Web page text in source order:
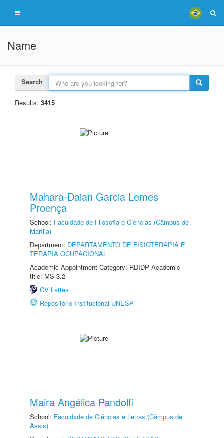
Name
Search
Results: 3415
Mahara-Daian Garcia Lemes
Proença
School: Faculdade de Filosofia e Ciências (Câmpus de
Marília)
Department: DEPARTAMENTO DE FISIOTERAPIA E
TERAPIA OCUPACIONAL
Academic Appointment Category: RDIDP Academic
title: MS-3.2
CV Lattes
Repositório Institucional UNESP
Maira Angélica Pandolfi
School: Faculdade de Ciências e Letras (Câmpus de
Assis)